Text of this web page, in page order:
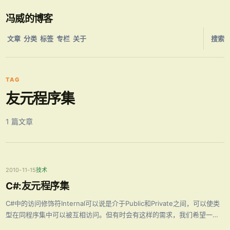
冯威的博客
文章 分类 标签 专栏 关于 搜索
TAG
友元程序集
1 篇文章
2010-11-15技术
C#:友元程序集
C#中的访问修饰符Internal可以说是介于Public和Private之间，可以使类
型在同程序集中可以被互相访问。但有时会有这样的需求，我们希望一个